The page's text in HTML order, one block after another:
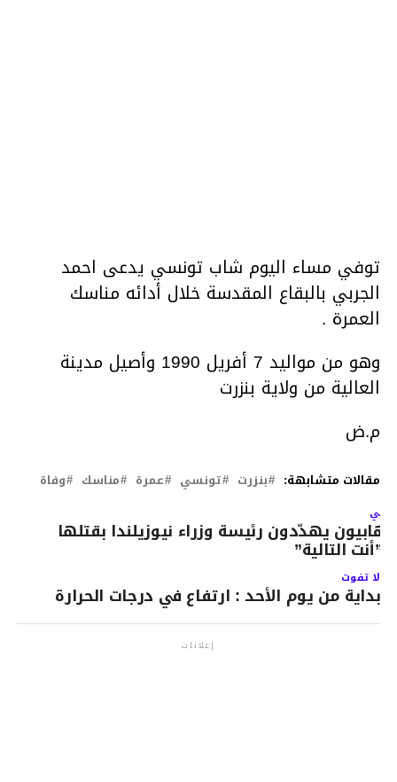
توفي مساء اليوم شاب تونسي يدعى احمد
الجربي بالبقاع المقدسة خلال أدائه مناسك
العمرة .
وهو من مواليد 7 أفريل 1990 وأصيل مدينة
العالية من ولاية بنزرت
م.ض
مقالات متشابهة: بنزرت تونسي عمرة مناسك وفاة
يهدّدون رئيسة وزراء نيوزيلندا بقتلها
التالية”
لا تفوت
بداية من يوم الأحد : ارتفاع في درجات الحرارة
إعلانات